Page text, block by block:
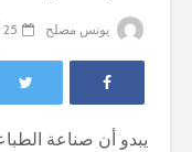
يونس مصلح 25 أكتوبر، 2016
يبدو أن صناعة